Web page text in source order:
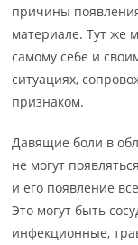
причины
материале. Тут же
самому себе и
ситуациях,
признаком.
Давящие боли в
не могут
и его появление
Это могут быть
инфекционные,